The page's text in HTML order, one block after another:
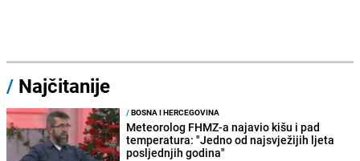
/ Najčitanije
/BOSNA I HERCEGOVINA
Meteorolog FHMZ-a najavio kišu i pad
temperatura: "Jedno od najsvježijih ljeta
posljednjih godina"